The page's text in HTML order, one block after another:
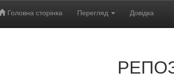
Головна сторінка Перегляд Довідка